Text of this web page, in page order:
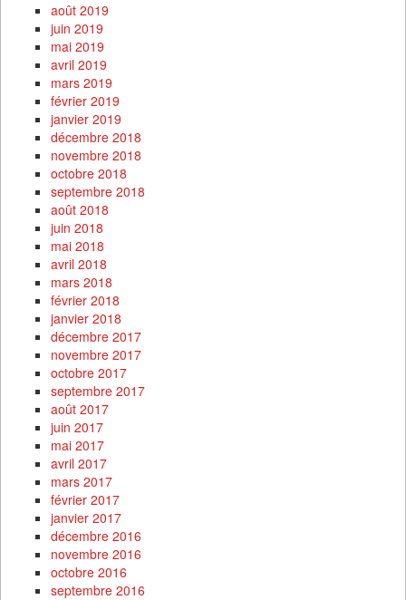
août 2019
juin 2019
mai 2019
avril 2019
mars 2019
février 2019
janvier 2019
décembre 2018
novembre 2018
octobre 2018
septembre 2018
août 2018
juin 2018
mai 2018
avril 2018
mars 2018
février 2018
janvier 2018
décembre 2017
novembre 2017
octobre 2017
septembre 2017
août 2017
juin 2017
mai 2017
avril 2017
mars 2017
février 2017
janvier 2017
décembre 2016
novembre 2016
octobre 2016
septembre 2016